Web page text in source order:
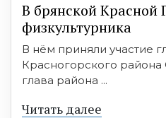
В брянской Красной
физкультурника
В нём приняли участие
Красногорского
глава района ...
Читать далее